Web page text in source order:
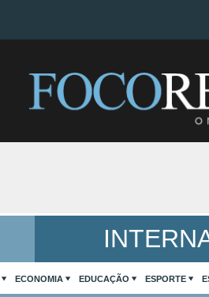
ECONOMIA EDUCAÇÃO ESPORTE